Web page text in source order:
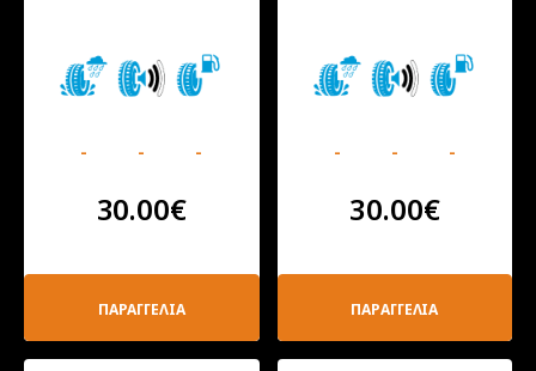
- - -
30.00€
ΠΑΡΑΓΓΕΛΙΑ
- - -
30.00€
ΠΑΡΑΓΓΕΛΙΑ